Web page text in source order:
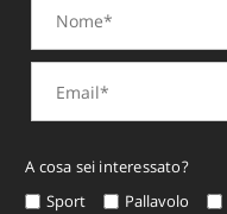
A cosa sei interessato?
Sport
Pallavolo